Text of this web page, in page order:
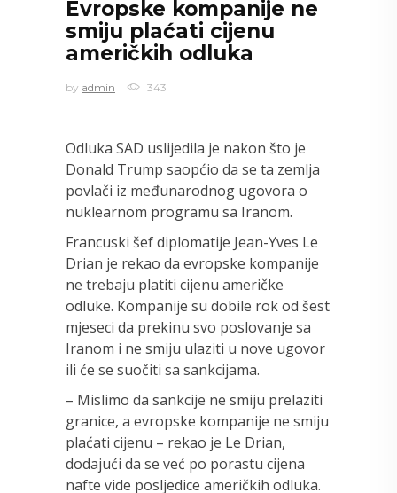
Evropske kompanije ne
smiju plaćati cijenu
američkih odluka
by admin 343
Odluka SAD uslijedila je nakon što je
Donald Trump saopćio da se ta zemlja
povlači iz međunarodnog ugovora o
nuklearnom programu sa Iranom.
Francuski šef diplomatije Jean-Yves Le
Drian je rekao da evropske kompanije
ne trebaju platiti cijenu američke
odluke. Kompanije su dobile rok od šest
mjeseci da prekinu svo poslovanje sa
Iranom i ne smiju ulaziti u nove ugovor
ili će se suočiti sa sankcijama.
– Mislimo da sankcije ne smiju prelaziti
granice, a evropske kompanije ne smiju
plaćati cijenu – rekao je Le Drian,
dodajući da se već po porastu cijena
nafte vide posljedice američkih odluka.